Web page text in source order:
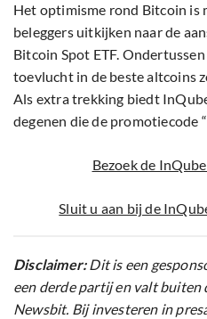
Het optimisme rond Bitcoin is
beleggers uitkijken naar de
Bitcoin Spot ETF.
toevlucht in de beste altcoins
Als extra trekking biedt
degenen die de promotiecode
Bezoek de
Sluit u aan bij de
Disclaimer:Dit is een
een derde partij en valt
Newsbit. Bij investeren in